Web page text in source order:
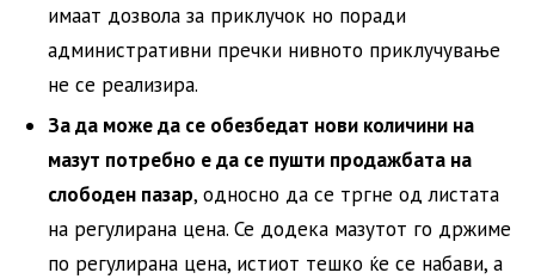
имаат дозвола за приклучок но поради
административни пречки нивното приклучување
не се реализира.
За да може да се обезбедат нови количини на
мазут потребно е да се пушти продажбата на
слободен пазар, односно да се тргне од листата
на регулирана цена. Се додека мазутот го држиме
по регулирана цена, истиот тешко ќе се набави, а